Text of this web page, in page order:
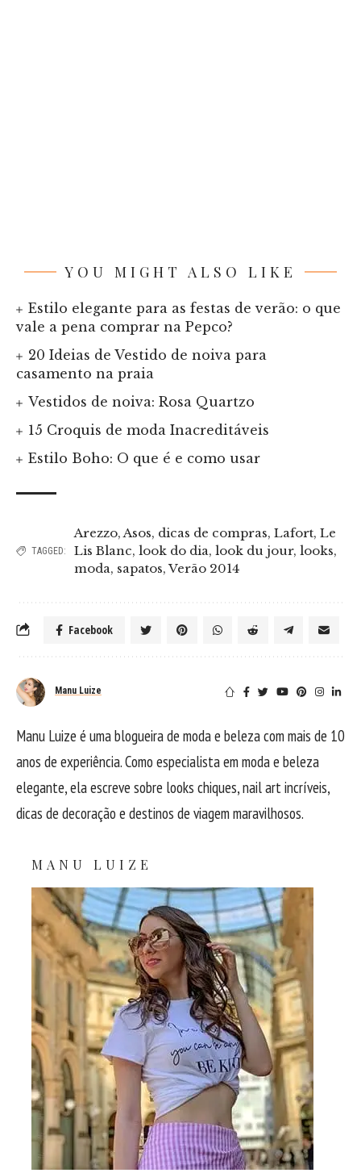
YOU MIGHT ALSO LIKE
Estilo elegante para as festas de verão: o que
vale a pena comprar na Pepco?
20 Ideias de Vestido de noiva para
casamento na praia
Vestidos de noiva: Rosa Quartzo
15 Croquis de moda Inacreditáveis
Estilo Boho: O que é e como usar
TAGGED:
Arezzo,Asos, dicas de compras, Lafort, Le
Lis Blanc, look do dia, look du jour, looks,
moda, sapatos,Verão 2014
Facebook
Manu Luize
Manu Luize é uma blogueira de moda e beleza com mais de 10
anos de experiência. Como especialista em moda e beleza
elegante, ela escreve sobre looks chiques, nail art incríveis,
dicas de decoração e destinos de viagem maravilhosos.
MANU LUIZE